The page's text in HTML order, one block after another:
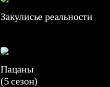
Закулисье реальности
Пацаны
(5 сезон)